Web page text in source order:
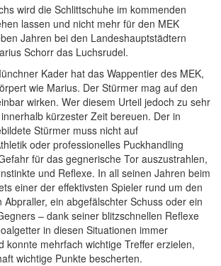
wird die Schlittschuhe im kommenden
lassen und nicht mehr für den MEK
Jahren bei den Landeshauptstädtern
Schorr das Luchsrudel.
Kader hat das Wappentier des MEK,
wie Marius. Der Stürmer mag auf den
wirken. Wer diesem Urteil jedoch zu sehr
kürzester Zeit bereuen. Der in
Stürmer muss nicht auf
oder professionelles Puckhandling
für das gegnerische Tor auszustrahlen,
und Reflexe. In all seinen Jahren beim
einer der effektivsten Spieler rund um den
Abpraller, ein abgefälschter Schuss oder ein
– dank seiner blitzschnellen Reflexe
in diesen Situationen immer
konnte mehrfach wichtige Treffer erzielen,
wichtige Punkte bescherten.